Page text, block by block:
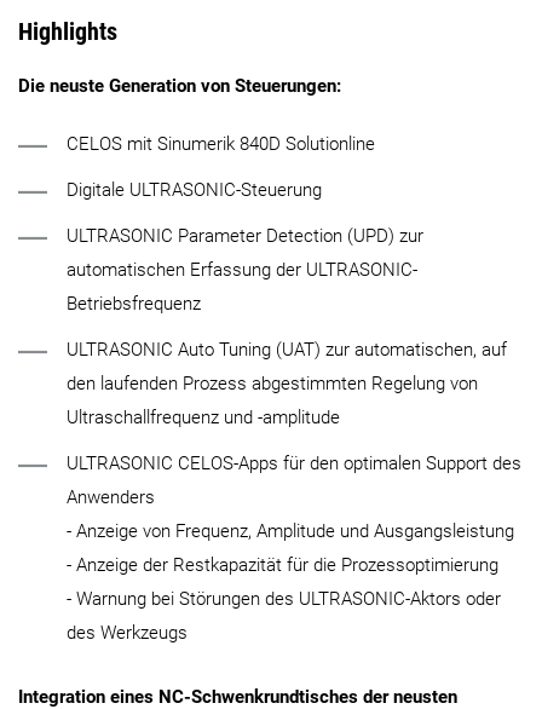
Highlights
Die neuste Generation von Steuerungen:
CELOS mit Sinumerik 840D Solutionline
Digitale ULTRASONIC-Steuerung
ULTRASONIC Parameter Detection (UPD) zur
automatischen Erfassung der ULTRASONIC-
Betriebsfrequenz
ULTRASONIC Auto Tuning (UAT) zur automatischen, auf
den laufenden Prozess abgestimmten Regelung von
Ultraschallfrequenz und -amplitude
ULTRASONIC CELOS-Apps für den optimalen Support des
Anwenders
- Anzeige von Frequenz, Amplitude und Ausgangsleistung
- Anzeige der Restkapazität für die Prozessoptimierung
- Warnung bei Störungen des ULTRASONIC-Aktors oder
des Werkzeugs
Integration eines NC-Schwenkrundtisches der neusten